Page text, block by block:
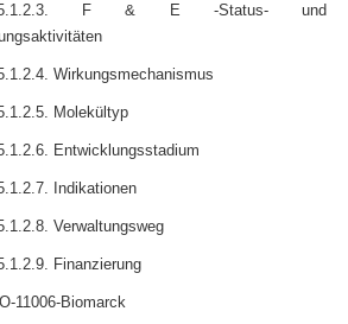
F & E -Status- und
Wirkungsmechanismus
Molekültyp
Entwicklungsstadium
Indikationen
Verwaltungsweg
Finanzierung
11006-Biomarck